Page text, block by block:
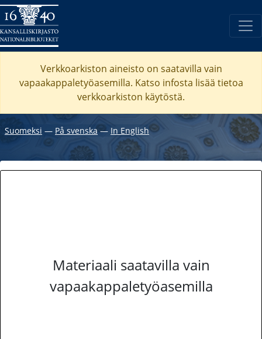
Verkkoarkiston aineisto on saatavilla vain
vapaakappaletyöasemilla. Katso infosta lisää tietoa
verkkoarkiston käytöstä.
Suomeksi ― På svenska― In English
Materiaali saatavilla vain
vapaakappaletyöasemilla